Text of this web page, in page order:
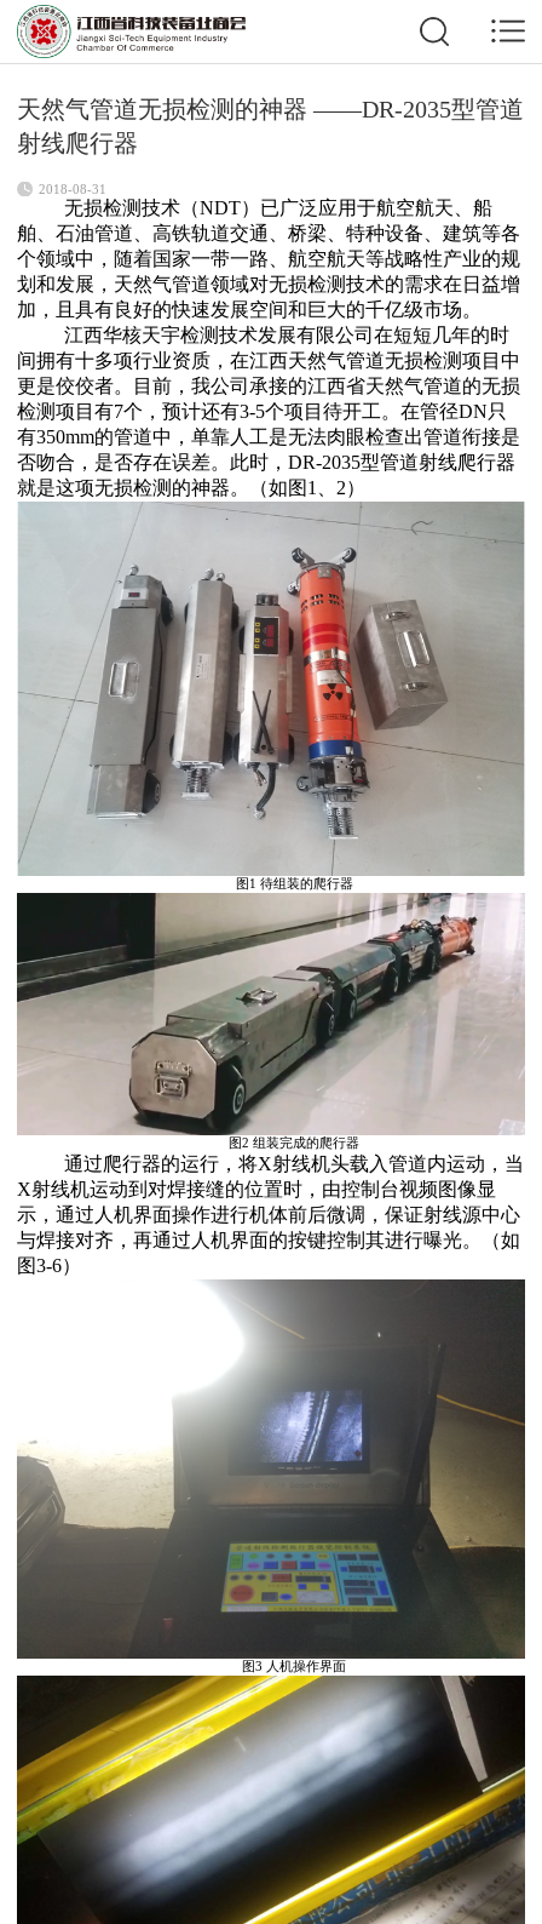
天然气管道无损检测的神器 ——DR-2035型管道
射线爬行器
2018-08-31
无损检测技术（NDT）已广泛应用于航空航天、船
舶、石油管道、高铁轨道交通、桥梁、特种设备、建筑等各
个领域中，随着国家一带一路、航空航天等战略性产业的规
划和发展，天然气管道领域对无损检测技术的需求在日益增
加，且具有良好的快速发展空间和巨大的千亿级市场。
江西华核天宇检测技术发展有限公司在短短几年的时
间拥有十多项行业资质，在江西天然气管道无损检测项目中
更是佼佼者。目前，我公司承接的江西省天然气管道的无损
检测项目有7个，预计还有3-5个项目待开工。在管径DN只
有350mm的管道中，单靠人工是无法肉眼检查出管道衔接是
否吻合，是否存在误差。此时，DR-2035型管道射线爬行器
就是这项无损检测的神器。（如图1、2）
图1 待组装的爬行器
图2 组装完成的爬行器
通过爬行器的运行，将X射线机头载入管道内运动，当
X射线机运动到对焊接缝的位置时，由控制台视频图像显
示，通过人机界面操作进行机体前后微调，保证射线源中心
与焊接对齐，再通过人机界面的按键控制其进行曝光。（如
图3-6）
图3 人机操作界面